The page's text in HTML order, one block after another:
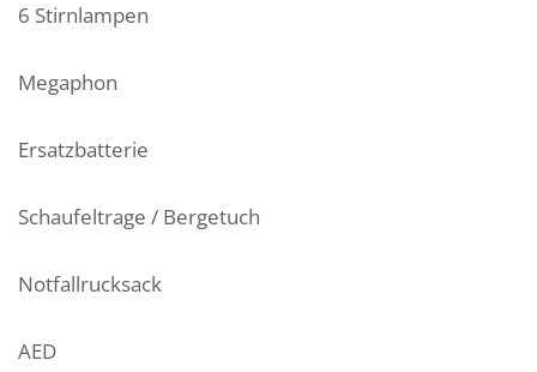
6 Stirnlampen
Megaphon
Ersatzbatterie
Schaufeltrage / Bergetuch
Notfallrucksack
AED